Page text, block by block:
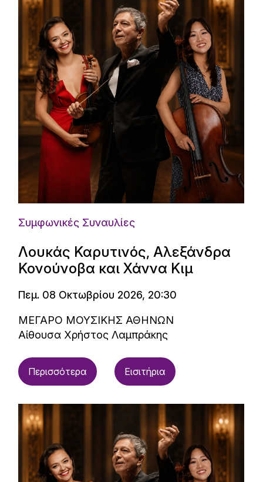
Συμφωνικές Συναυλίες
Λουκάς Καρυτινός, Αλεξάνδρα
Κονούνοβα και Χάννα Κιμ
Πεμ. 08 Οκτωβρίου 2026, 20:30
ΜΕΓΑΡΟ ΜΟΥΣΙΚΗΣ ΑΘΗΝΩΝ
Αίθουσα Χρήστος Λαμπράκης
Περισσότερα Εισιτήρια